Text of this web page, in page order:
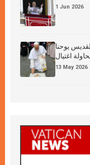
1 Jun 2026
يوحنا
اغتيال
13 May 2026